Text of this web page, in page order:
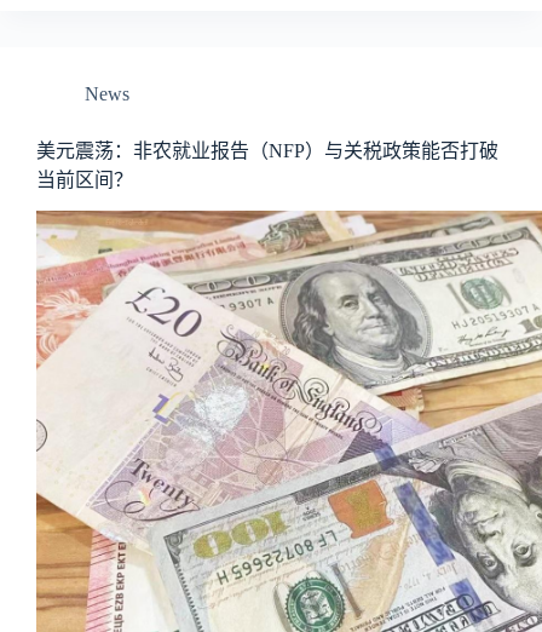
News
美元震荡：非农就业报告（NFP）与关税政策能否打破
当前区间？